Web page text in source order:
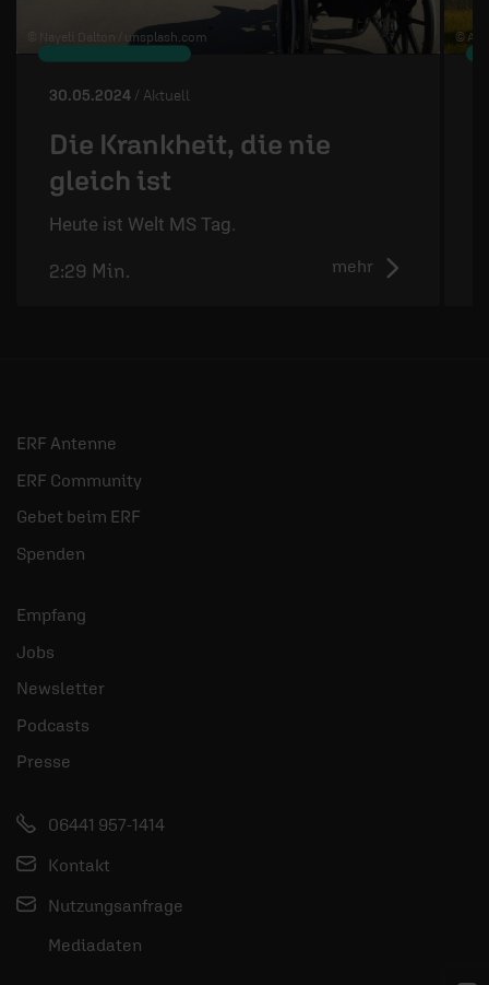
© Nayeli Dalton / unsplash.com
30.05.2024 / Aktuell
Die Krankheit, die nie
gleich ist
Heute ist Welt MS Tag.
mehr
2:29 Min.
©
ERF Antenne
ERF Community
Gebet beim ERF
Spenden
Empfang
Jobs
Newsletter
Podcasts
Presse
06441 957-1414
Kontakt
Nutzungsanfrage
Mediadaten